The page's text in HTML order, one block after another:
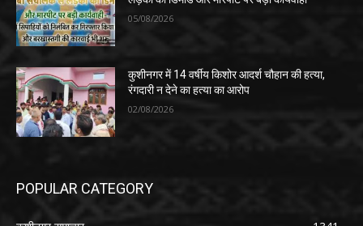
05/08/2026
कुशीनगर में 14 वर्षीय किशोर आदर्श चौहान की हत्या,
रंगदारी न देने का हत्या का आरोप
02/08/2026
POPULAR CATEGORY